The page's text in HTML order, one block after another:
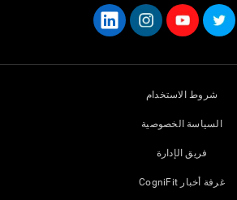
شروط الاستخدام
السياسة الخصوصية
فريق الإدارة
غرفة أخبار CogniFit